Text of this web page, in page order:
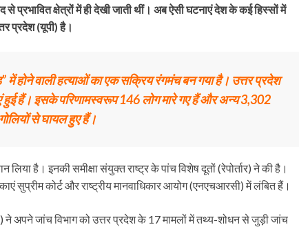
प्रभावित क्षेत्रों में ही देखी जाती थीं। अब ऐसी घटनाएं देश के कई हिस्सों में
प्रदेश (यूपी) है।
में होने वाली हत्याओं का एक सक्रिय रंगमंच बन गया है। उत्तर प्रदेश
हैं। इसके परिणामस्वरूप 146 लोग मारे गए हैं और अन्य 3,302
गोलियों से घायल हुए हैं।
है। इनकी समीक्षा संयुक्त राष्ट्र के पांच विशेष दूतों (रेपोर्तार) ने की है।
सुप्रीम कोर्ट और राष्ट्रीय मानवाधिकार आयोग (एनएचआरसी) में लंबित हैं।
ने अपने जांच विभाग को उत्तर प्रदेश के 17 मामलों में तथ्य-शोधन से जुड़ी जांच